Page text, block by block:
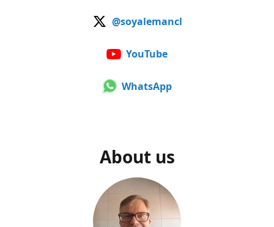
@soyalemancl
YouTube
WhatsApp
About us